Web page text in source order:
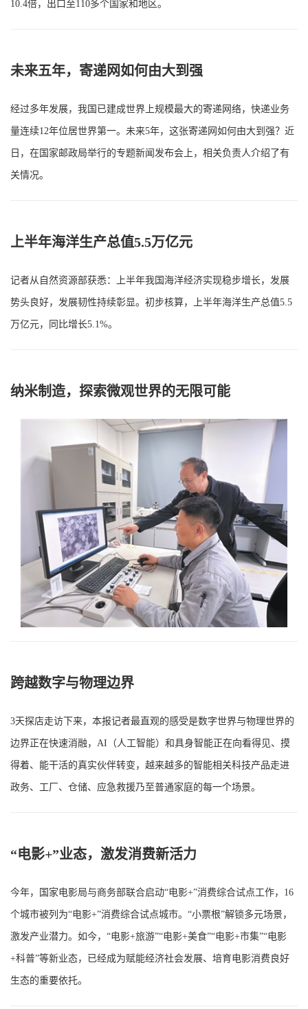
10.4倍，出口至110多个国家和地区。
未来五年，寄递网如何由大到强
经过多年发展，我国已建成世界上规模最大的寄递网络，快递业务
量连续12年位居世界第一。未来5年，这张寄递网如何由大到强？近
日，在国家邮政局举行的专题新闻发布会上，相关负责人介绍了有
关情况。
上半年海洋生产总值5.5万亿元
记者从自然资源部获悉：上半年我国海洋经济实现稳步增长，发展
势头良好，发展韧性持续彰显。初步核算，上半年海洋生产总值5.5
万亿元，同比增长5.1%。
纳米制造，探索微观世界的无限可能
跨越数字与物理边界
3天探店走访下来，本报记者最直观的感受是数字世界与物理世界的
边界正在快速消融，AI（人工智能）和具身智能正在向看得见、摸
得着、能干活的真实伙伴转变，越来越多的智能相关科技产品走进
政务、工厂、仓储、应急救援乃至普通家庭的每一个场景。
“电影+”业态，激发消费新活力
今年，国家电影局与商务部联合启动“电影+”消费综合试点工作，16
个城市被列为“电影+”消费综合试点城市。“小票根”解锁多元场景，
激发产业潜力。如今，“电影+旅游”“电影+美食”“电影+市集”“电影
+科普”等新业态，已经成为赋能经济社会发展、培育电影消费良好
生态的重要依托。